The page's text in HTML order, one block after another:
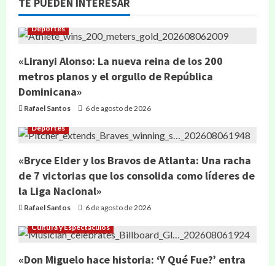
Deportes
«Liranyi Alonso: La nueva reina de los 200
metros planos y el orgullo de República
Dominicana»
Rafael Santos 6 de agosto de 2026
Deportes
«Bryce Elder y los Bravos de Atlanta: Una racha
de 7 victorias que los consolida como líderes de
la Liga Nacional»
Rafael Santos 6 de agosto de 2026
Cultura y Espectáculos
«Don Miguelo hace historia: ‘Y Qué Fue?’ entra